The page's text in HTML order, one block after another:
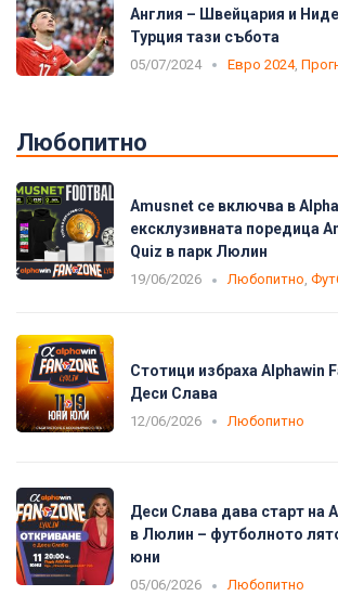
Англия – Швейцария и
Турция тази събота
05/07/2024 Евро 2024,
Любопитно
Amusnet се включва в
ексклузивната поредица
Quiz в парк Люлин
19/06/2026 Любопитно,
Стотици избраха Alphawin
Деси Слава
12/06/2026 Любопитно
Деси Слава дава старт на
в Люлин – футболното
юни
05/06/2026 Любопитно